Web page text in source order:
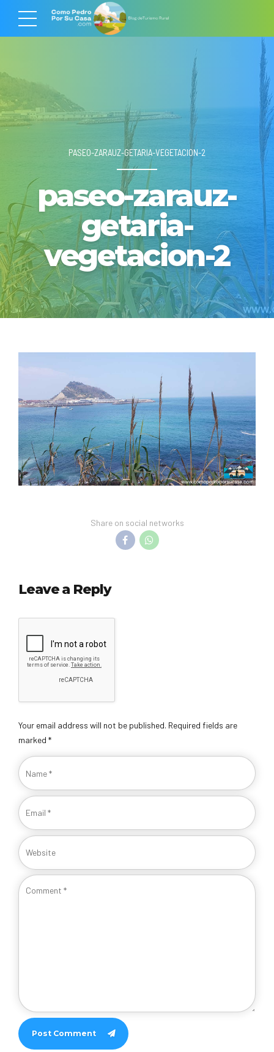
PASEO-ZARAUZ-GETARIA-VEGETACION-2
paseo-zarauz-
getaria-
vegetacion-2
Share on social networks
Leave a Reply
Your email address will not be published. Required fields are
marked *
Post Comment